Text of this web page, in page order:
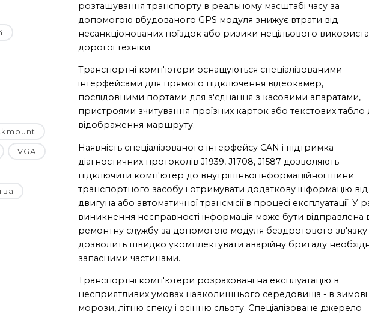
VGA
розташування транспорту в реальному масштабі часу за
допомогою вбудованого GPS модуля знижує втрати від
несанкціонованих поїздок або ризики нецільового
дорогої техніки.
Транспортні комп'ютери оснащуються спеціалізованими
інтерфейсами для прямого підключення відеокамер,
послідовними портами для з'єднання з касовими апаратами,
пристроями зчитування проїзних карток або текстових табло
відображення маршруту.
Наявність спеціалізованого інтерфейсу CAN і підтримка
діагностичних протоколів J1939, J1708, J1587 дозволяють
підключити комп'ютер до внутрішньої інформаційної шини
транспортного засобу і отримувати додаткову інформацію від
двигуна або автоматичної трансмісії в процесі експлуатації. У
виникнення несправності інформація може бути відправлена
ремонтну службу за допомогою модуля бездротового зв'язку
дозволить швидко укомплектувати аварійну бригаду
запасними частинами.
Транспортні комп'ютери розраховані на експлуатацію в
несприятливих умовах навколишнього середовища - в зимові
морози, літню спеку і осінню сльоту. Спеціалізоване джерело